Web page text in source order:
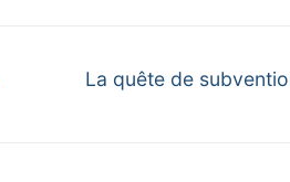
Next
La quête de